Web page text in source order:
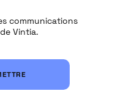
communications
Vintia.